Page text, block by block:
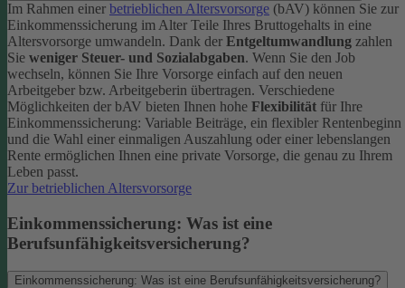
Im Rahmen einer betrieblichen Altersvorsorge (bAV) können Sie zur
Einkommenssicherung im Alter Teile Ihres Bruttogehalts in eine
Altersvorsorge umwandeln. Dank der Entgeltumwandlung zahlen
Sie weniger Steuer- und Sozialabgaben. Wenn Sie den Job
wechseln, können Sie Ihre Vorsorge einfach auf den neuen
Arbeitgeber bzw. Arbeitgeberin übertragen. Verschiedene
Möglichkeiten der bAV bieten Ihnen hohe Flexibilität für Ihre
Einkommenssicherung: Variable Beiträge, ein flexibler Rentenbeginn
und die Wahl einer einmaligen Auszahlung oder einer lebenslangen
Rente ermöglichen Ihnen eine private Vorsorge, die genau zu Ihrem
Leben passt.
Zur betrieblichen Altersvorsorge
Einkommenssicherung: Was ist eine
Berufsunfähigkeitsversicherung?
Einkommenssicherung: Was ist eine Berufsunfähigkeitsversicherung?